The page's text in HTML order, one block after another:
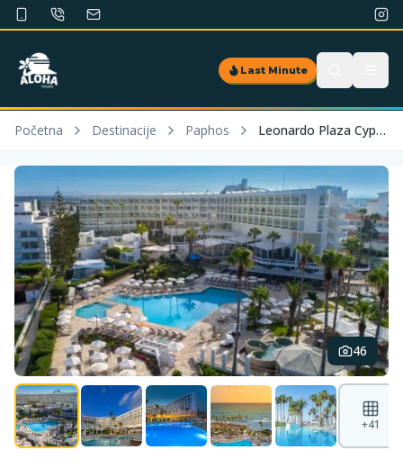
Last Minute
Početna Destinacije Paphos Leonardo Plaza Cypria Maris Beach Hotel & Spa
46
+41